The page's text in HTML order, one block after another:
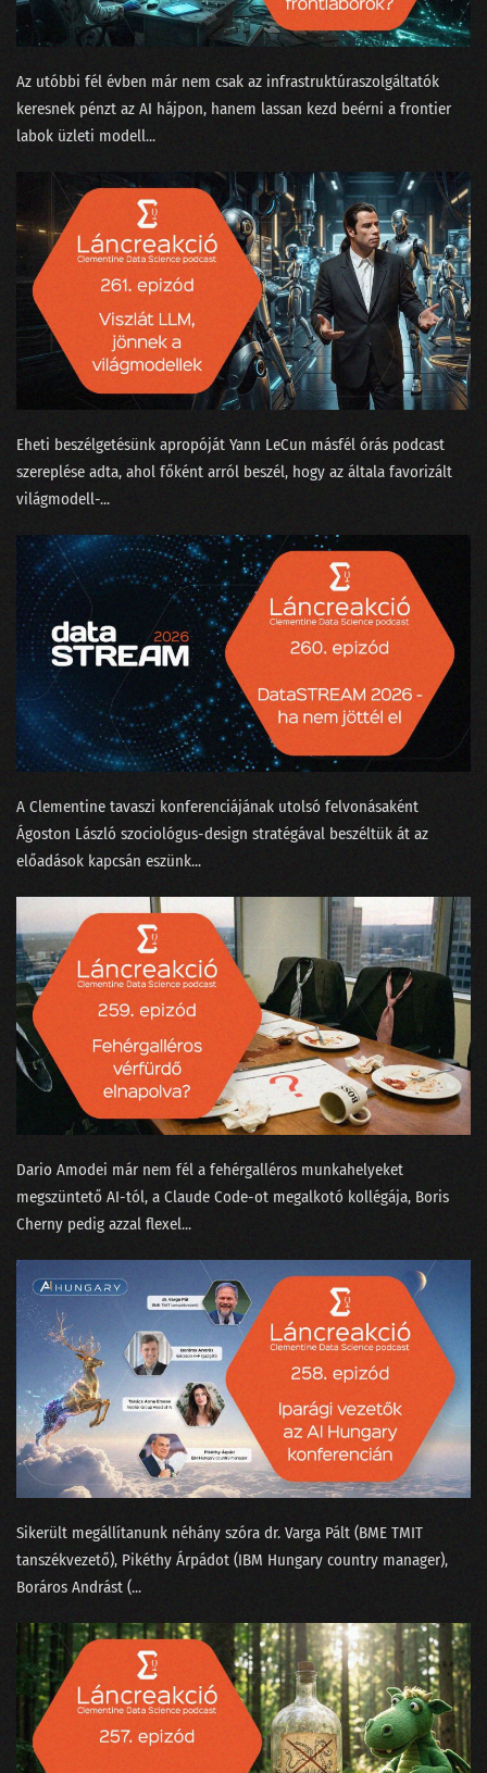
177 - Ki tanította a ChatGPT-t beszélgetni?
175 - Aprópénzre váltott LLM, ahogy a nagyok képzelik
173 - EESZT - Adathorror és a hosszú élet záloga egyszerre
172 - Benzinvér és villanyroller
171 - Karrierváltás a növényi tej hiánya miatt?
170 - A milliárdos matematikus, aki nem hordott zoknit
169 - Az önprogramozó coder-segéd és a technobióták
167 - Rossz-e a világ legjobb AI jogszabálya?
165 - Beszántja-e az MI az adattudományt?
164 - Apple AI vagy mindmeghalunk?
162 - Megtalálta-e Gyula az adatbázisok lelkét?
161 - Google, OpenAI vagy a matektanár Taylor Swift
160 - Vesszünk össze a ChatGPT-n!
158 - Bál volt az Operában, BASIC-ben
157 - Robotkapitányok a rumoshordón ülve
156 - Nem csak Budapestről indulhatnak világcégek
155 - A konzumidiotizmus találkozása az MI-vel
154 - Fogunk-e mindnyájan venni atyáskodó elektromos autókat?
153 - A háromtest probléma a Netflixen
152 - Hogyan tanítjuk meg egy chatbotnak, hogy befogja a száját?
151 - Bukott Tesla és halott Lou Reed
149 - A világnak kellenek a bullshit melók!
147 - A véleménykutatás jól van, pedig zombik tépik
146 - Mi köze Taylor Swiftnek a Nagy Nyelvi Modellekhez?
144 - Dataracing Gáspár Csabával
143 - Az MI megérkezett a porszívókba is!
142 - Mivel tölti a napját egy matematikus?
141 - 2024 az áram éve lesz?
140 - 2023 a valóságérzékelésünk fekete lukában
139 - Egy magyar adattudós Sandokan nyomában
138 - Az új Mad Maxtől a milicista haláláig
Az utóbbi fél évben már nem csak az infrastruktúraszolgáltatók
keresnek pénzt az AI hájpon, hanem lassan kezd beérni a frontier
labok üzleti modell...
Eheti beszélgetésünk apropóját ⁠Yann LeCun⁠ másfél órás ⁠podcast
szereplése⁠ adta, ahol főként arról beszél, hogy az általa favorizált
világmodell-...
A Clementine tavaszi konferenciájának utolsó felvonásaként
⁠Ágoston László⁠ szociológus-design stratégával beszéltük át az
előadások kapcsán eszünk...
Dario Amodei már nem fél a fehérgalléros munkahelyeket
megszüntető AI-tól⁠, a Claude Code-ot megalkotó kollégája, ⁠Boris
Cherny pedig azzal flexel⁠...
Sikerült megállítanunk néhány szóra ⁠dr. Varga Pál⁠t (BME TMIT
tanszékvezető), Pikéthy Árpád⁠⁠ot (IBM Hungary country manager),
⁠Boráros András⁠t (...